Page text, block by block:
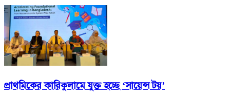
প্রাথমিকের কারিকুলামে যুক্ত হচ্ছে ‘সায়েন্স টয়’